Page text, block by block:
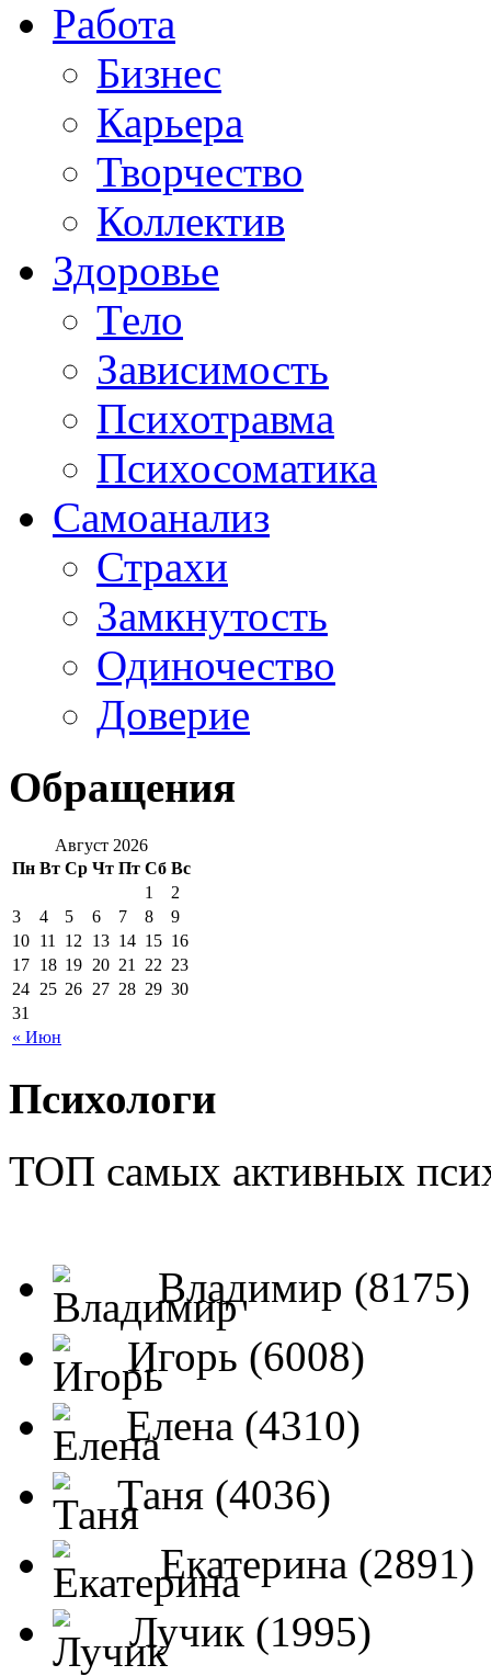
Работа
Бизнес
Карьера
Творчество
Коллектив
Здоровье
Тело
Зависимость
Психотравма
Психосоматика
Самоанализ
Страхи
Замкнутость
Одиночество
Доверие
Обращения
Август 2026
Пн Вт Ср Чт Пт Сб Вс
« Июн
1
2
3
4 5 6 7 8
9
10 11 12 13 14 15 16
17 18 19 20 21 22 23
24 25 26 27 28 29 30
31
Психологи
ТОП самых активных
Владимир (8175)
Игорь (6008)
Елена (4310)
Таня (4036)
Екатерина (2891)
Лучик (1995)